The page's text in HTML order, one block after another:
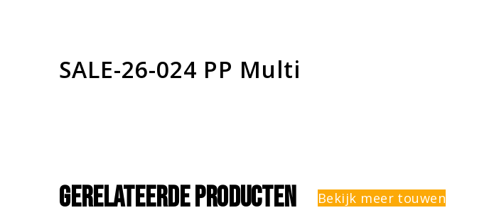
SALE-26-024 PP Multi
Gerelateerde producten Bekijk meer touwen